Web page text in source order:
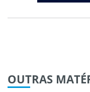
OUTRAS